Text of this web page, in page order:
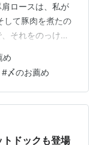
ロースは、私が
して豚肉を煮たの
それをのっけて
！ ラーメン 自家
オッシュ PAUL
ジルと青紫蘇の
ヨーグルトとジュ
て、美味しいラ
め
#〆のお薦め
ドックも登場